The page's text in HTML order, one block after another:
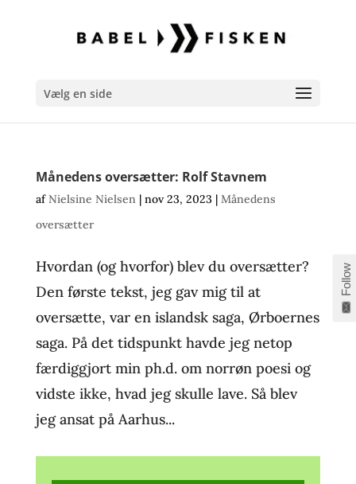
Vælg en side
Månedens oversætter: Rolf Stavnem
afNielsine Nielsen| nov 23, 2023| Månedens
oversætter
Hvordan (og hvorfor) blev du oversætter?
Den første tekst, jeg gav mig til at
oversætte, var en islandsk saga, Ørboernes
saga. På det tidspunkt havde jeg netop
færdiggjort min ph.d. om norrøn poesi og
vidste ikke, hvad jeg skulle lave. Så blev
jeg ansat på Aarhus...
Follow